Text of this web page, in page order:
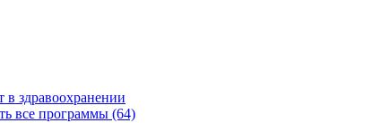
здравоохранении
все программы (64)